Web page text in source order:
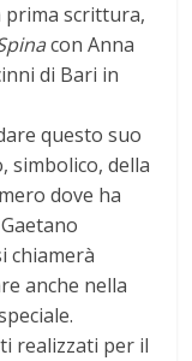
prima scrittura,
con Anna
di Bari in
questo suo
simbolico, della
dove ha
chiamerà
anche nella
realizzati per il